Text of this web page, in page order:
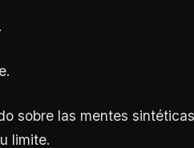
sobre las mentes
limite.